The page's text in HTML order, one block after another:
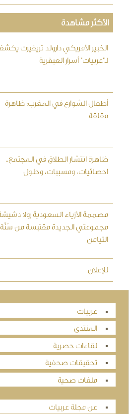
الأكثر مشاهدة
الخبير الأمريكي دارولد تريفيرت يكشف
لـ"عربيات" أسرار العبقرية
أطفال الشوارع في المغرب: ظاهرة
مقلقة
ظاهرة انتشار الطلاق في المجتمع..
احصائيات، ومسببات، وحلول
مصممة الأزياء السعودية رولا دشيشة:
مجموعتي الجديدة مقتبسة من سُنَّة
التيامن
للإعلان
عربيات
المنتدى
لقاءات حصرية
تحقيقات صحفية
ملفات صحية
عن مجلة عربيات